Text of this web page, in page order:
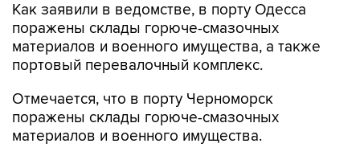
Как заявили в ведомстве, в порту Одесса
поражены склады горюче-смазочных
материалов и военного имущества, а также
портовый перевалочный комплекс.
Отмечается, что в порту Черноморск
поражены склады горюче-смазочных
материалов и военного имущества.